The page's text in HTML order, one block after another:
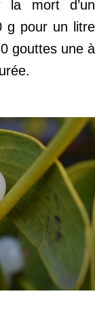
la mort d’un
g pour un litre
gouttes une à